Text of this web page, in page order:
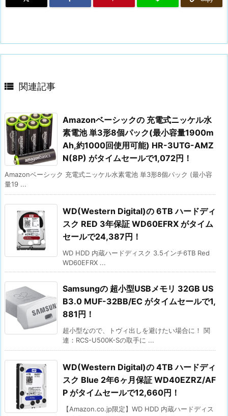
 関連記事
Amazonベーシックの 充電式ニッケル水
素電池 単3形8個パック(最小容量1900m
Ah,約1000回使用可能) HR-3UTG-AMZ
N(8P) がタイムセールで1,072円！
Amazonベーシック 充電式ニッケル水素電池 単3形8個パック (最小容
量19 ...
WD(Western Digital)の 6TB ハードディ
スク RED 3年保証 WD60EFRX がタイム
セールで24,387円！
WD HDD 内蔵ハードディスク 3.5インチ6TB Red
WD60EFRX ...
Samsungの 超小型USBメモリ 32GB US
B3.0 MUF-32BB/EC がタイムセールで1,
881円！
超小型なので、トヴィ出しを避けたい場合に！ 関
連：RCS-U500K-Sの取手に ...
WD(Western Digital)の 4TB ハードディ
スク Blue 2年6ヶ月保証 WD40EZRZ/AF
P がタイムセールで12,660円！
【Amazon.co.jp限定】WD HDD 内蔵ハードディス